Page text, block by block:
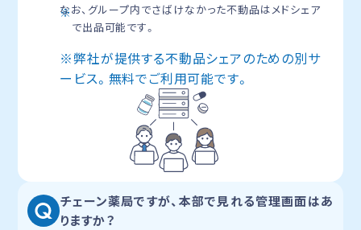
なお、グループ内でさばけなかった不動品はメドシェア
※
で出品可能です。
※弊社が提供する不動品シェアのための別サ
ービス。無料でご利用可能です。
チェーン薬局ですが、本部で見れる管理画面はあ
りますか？